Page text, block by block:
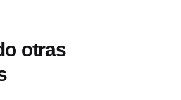
otras